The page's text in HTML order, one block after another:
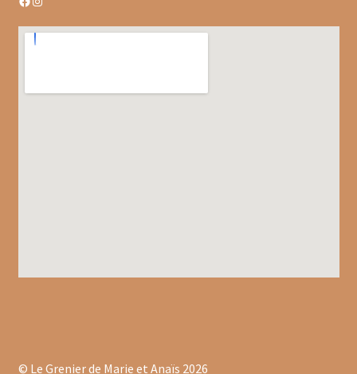
Les biscuits d’Olivet
Les infusions fruitées d’Olivet
© Le Grenier de Marie et Anaïs 2026